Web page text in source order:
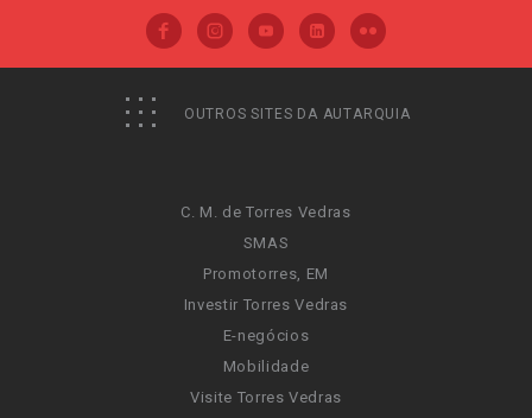
OUTROS SITES DA AUTARQUIA
C. M. de Torres Vedras
SMAS
Promotorres, EM
Investir Torres Vedras
E-negócios
Mobilidade
Visite Torres Vedras